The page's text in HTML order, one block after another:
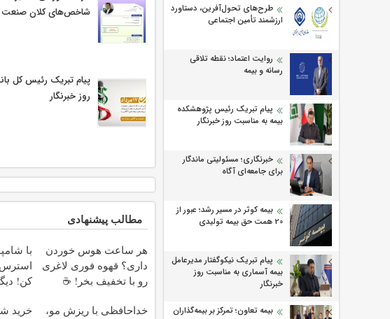
طرح‌های تحول‌آفرین، دستاورد
ارزشمند تأمین اجتماعی
روایت اعتماد؛ نقطه تلاقی
رسانه و بیمه
پیام تبریک رئیس پژوهشکده
بیمه به مناسبت روز خبرنگار
خبرنگاری؛ مسئولیتی ماندگار
برای جامعه‌ای آگاه
بیمه کوثر در مسیر رشد؛ عبور از
20 همت حق بیمه تولیدی
پیام تبریک نیکوگفتار مدیرعامل
بیمه آسماری به مناسبت روز
خبرنگار
بیمه تعاون؛ تمرکز بر بیمه‌گذاران
شاخص‌های كلان صنعت
پیام تبریک رئیس کل
روز خبرنگار
مطالب پیشنهادی
هر ساعت هوس خوردن
داری؟ قهوه فوری لاغری
رو با تخفیف بخر! ☕
با
استرس
کن!
خداحافظی با ریزش مو،
خرید